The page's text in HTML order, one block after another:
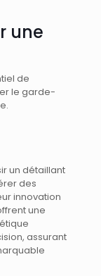
une
de
le garde-
un détaillant
des
innovation
une
assurant